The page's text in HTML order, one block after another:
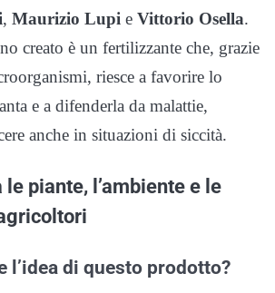
, Maurizio Lupi e Vittorio Osella.
creato è un fertilizzante che, grazie
riesce a favorire lo
e a difenderla da malattie,
anche in situazioni di siccità.
piante, l’ambiente e le
l’idea di questo prodotto?